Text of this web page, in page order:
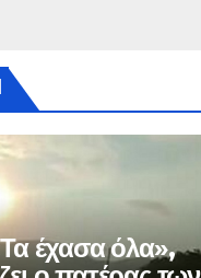
έχασα όλα»,